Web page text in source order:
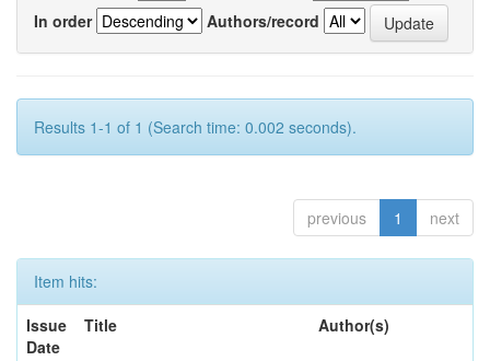
In order
Authors/record
Results 1-1 of 1 (Search time: 0.002 seconds).
previous 1 next
Item hits:
Issue
Date
Title Author(s)